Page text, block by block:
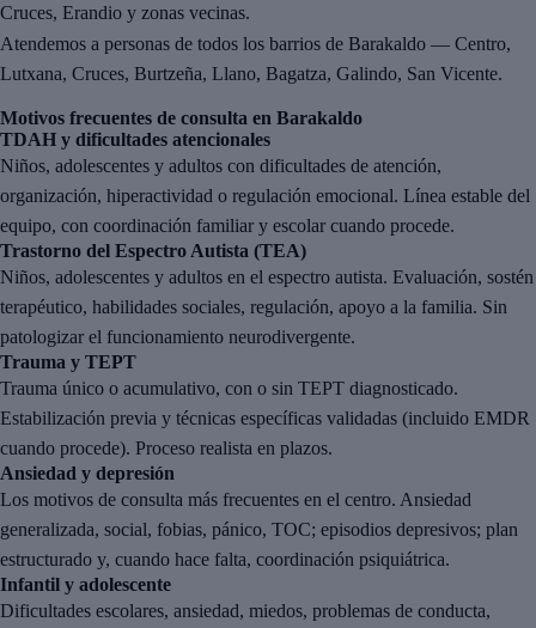
Cruces, Erandio y zonas vecinas.
Atendemos a personas de todos los barrios de Barakaldo — Centro,
Lutxana, Cruces, Burtzeña, Llano, Bagatza, Galindo, San Vicente.
Motivos frecuentes de consulta en Barakaldo
TDAH y dificultades atencionales
Niños, adolescentes y adultos con dificultades de atención,
organización, hiperactividad o regulación emocional. Línea estable del
equipo, con coordinación familiar y escolar cuando procede.
Trastorno del Espectro Autista (TEA)
Niños, adolescentes y adultos en el espectro autista. Evaluación, sostén
terapéutico, habilidades sociales, regulación, apoyo a la familia. Sin
patologizar el funcionamiento neurodivergente.
Trauma y TEPT
Trauma único o acumulativo, con o sin TEPT diagnosticado.
Estabilización previa y técnicas específicas validadas (incluido EMDR
cuando procede). Proceso realista en plazos.
Ansiedad y depresión
Los motivos de consulta más frecuentes en el centro. Ansiedad
generalizada, social, fobias, pánico, TOC; episodios depresivos; plan
estructurado y, cuando hace falta, coordinación psiquiátrica.
Infantil y adolescente
Dificultades escolares, ansiedad, miedos, problemas de conducta,